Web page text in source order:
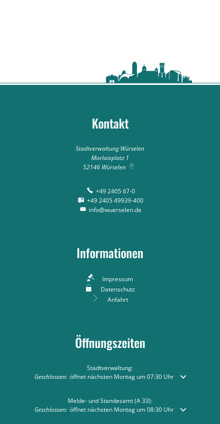
Kontakt
Stadtverwaltung Würselen
Morlaixplatz 1
52146 Würselen
+49 2405 67-0
+49 2405 49939-400
info@wuerselen.de
Informationen
Impressum
Datenschutz
Anfahrt
Öffnungszeiten
Stadtverwaltung:
Klicken, um weitere Öffnungs- oder Schließzeiten auszublenden
Geschlossen: öffnet nächsten Montag um 07:30 Uhr
Melde- und Standesamt (A 33):
Klicken, um weitere Öffnungs- oder Schließzeiten auszublenden
Geschlossen: öffnet nächsten Montag um 08:30 Uhr